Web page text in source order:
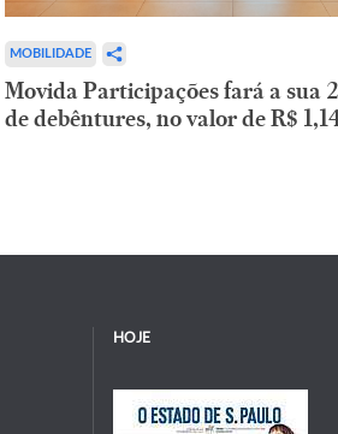
MOBILIDADE
Movida Participações fará a sua
de debêntures, no valor de R$
HOJE